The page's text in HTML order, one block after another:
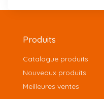
Produits
Catalogue produits
Nouveaux produits
Meilleures ventes